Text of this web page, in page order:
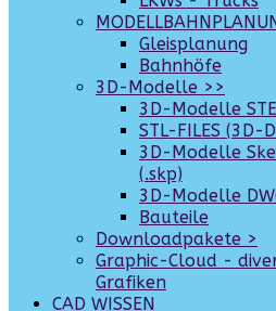
Gleisplanung
Bahnhöfe
3D-Modelle >>
3D-Modelle
STL-FILES (3D-
3D-Modelle
(.skp)
3D-Modelle
Bauteile
Downloadpakete >
Graphic-Cloud -
Grafiken
CAD WISSEN